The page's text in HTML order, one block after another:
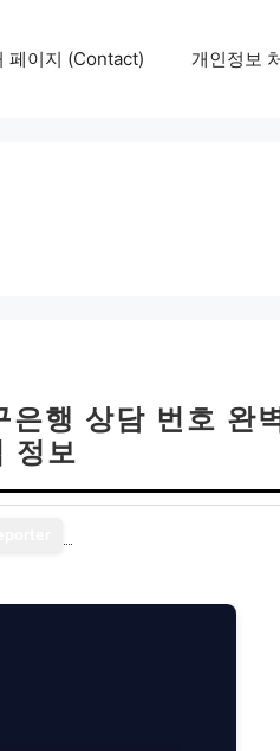
페이지 (Contact) 개인정보
행 상담 번호 완
정보